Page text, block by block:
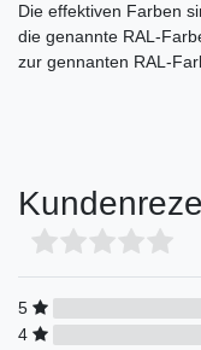
Die effektiven Farben
die genannte RAL-
zur gennanten RAL-
5
4